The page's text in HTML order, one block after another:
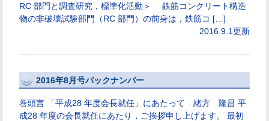
RC 部門と調査研究，標準化活動＞ 鉄筋コンクリート構造
物の非破壊試験部門（RC 部門）の前身は，鉄筋コ […]
2016.9.1更新
2016年8月号バックナンバー
巻頭言 「平成28 年度会長就任」にあたって 緒方 隆昌 平
成28 年度の会長就任にあたり，ご挨拶申し上げます。 最初